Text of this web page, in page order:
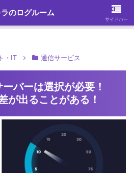
パソコンを中心に何かを発見する
・IT 通信サービス
バーは選択が必要！
が出ることがある！
のログルーム
サイドバー